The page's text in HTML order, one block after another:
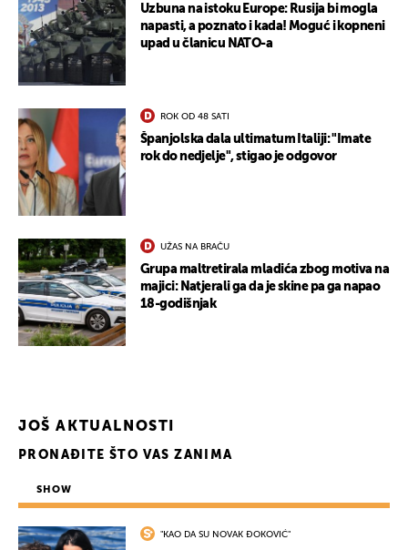
Uzbuna na istoku Europe: Rusija bi mogla
napasti, a poznato i kada! Moguć i kopneni
upad u članicu NATO-a
ROK OD 48 SATI
Španjolska dala ultimatum Italiji: "Imate
rok do nedjelje", stigao je odgovor
UŽAS NA BRAČU
Grupa maltretirala mladića zbog motiva na
majici: Natjerali ga da je skine pa ga napao
18-godišnjak
JOŠ AKTUALNOSTI
PRONAĐITE ŠTO VAS ZANIMA
SHOW
"KAO DA SU NOVAK ĐOKOVIĆ"